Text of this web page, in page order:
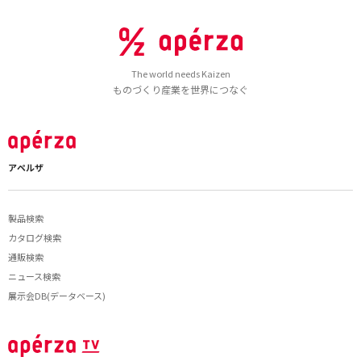
The world needs Kaizen
ものづくり産業を世界につなぐ
アペルザ
製品検索
カタログ検索
通販検索
ニュース検索
展示会DB(データベース)